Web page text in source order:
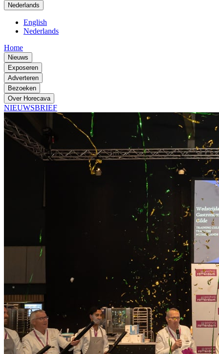
Nederlands
English
Nederlands
Home
Nieuws
Exposeren
Adverteren
Bezoeken
Over Horecava
NIEUWSBRIEF